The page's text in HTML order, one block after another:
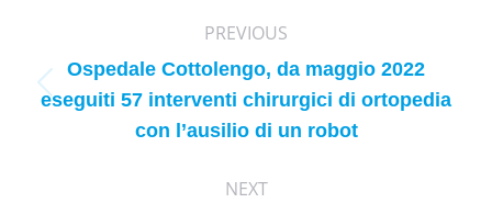
PREVIOUS
Previous
post:
Ospedale Cottolengo, da maggio 2022
eseguiti 57 interventi chirurgici di ortopedia
con l’ausilio di un robot
NEXT